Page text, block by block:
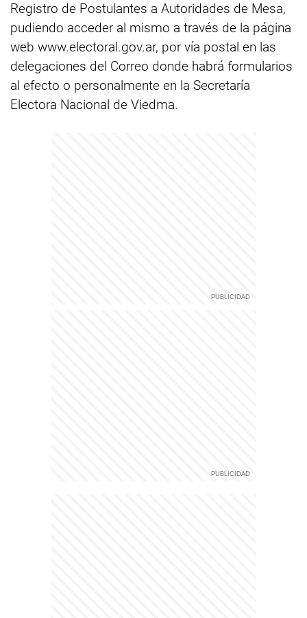
Registro de Postulantes a Autoridades de Mesa,
pudiendo acceder al mismo a través de la página
web www.electoral.gov.ar, por vía postal en las
delegaciones del Correo donde habrá formularios
al efecto o personalmente en la Secretaría
Electora Nacional de Viedma.